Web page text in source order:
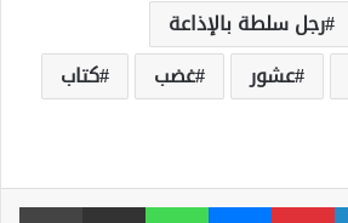
رجل سلطة بالإذاعة
عشور غضب
كتاب
لينكدإن بينتيريست ماسنجر واتساب مشاركة عبر البريد